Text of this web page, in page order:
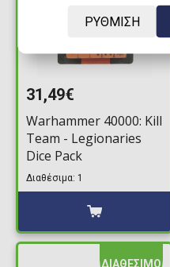
31,49€
Warhammer 40000: Kill
Team - Legionaries
Dice Pack
Διαθέσιμα: 1
ΔΙΑΘΕΣΙΜΟ
ΡΥΘΜΙΣΗ